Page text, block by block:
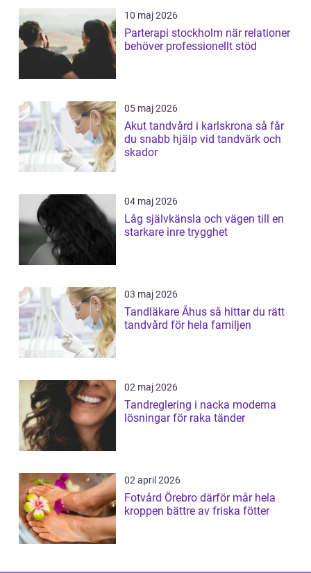
10 maj 2026
Parterapi stockholm när relationer
behöver professionellt stöd
05 maj 2026
Akut tandvård i karlskrona så får
du snabb hjälp vid tandvärk och
skador
04 maj 2026
Låg självkänsla och vägen till en
starkare inre trygghet
03 maj 2026
Tandläkare Åhus så hittar du rätt
tandvård för hela familjen
02 maj 2026
Tandreglering i nacka moderna
lösningar för raka tänder
02 april 2026
Fotvård Örebro därför mår hela
kroppen bättre av friska fötter